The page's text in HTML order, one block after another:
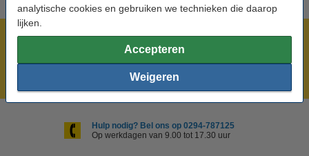
analytische cookies en gebruiken we technieken die daarop
lijken.
Accepteren
Weigeren
Meer dan 5 miljoen klanten!
Voor 23.59 uur besteld, morgen in huis!
Hulp nodig? Bel ons op 0294-787125
Op werkdagen van 9.00 tot 17.30 uur